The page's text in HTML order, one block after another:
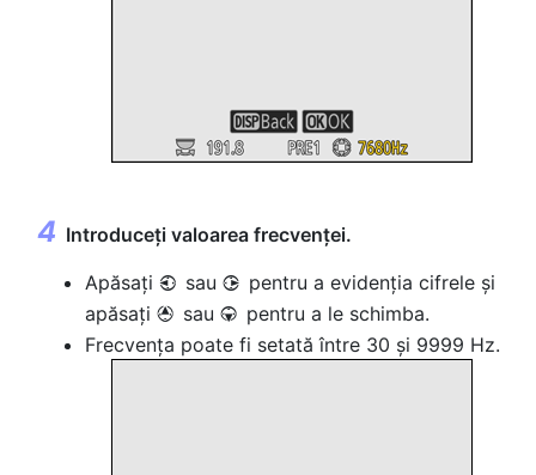
Introduceți valoarea frecvenței.
Apăsați 4 sau 2 pentru a evidenția cifrele și
apăsați 1 sau 3 pentru a le schimba.
Frecvența poate fi setată între 30 și 9999 Hz.